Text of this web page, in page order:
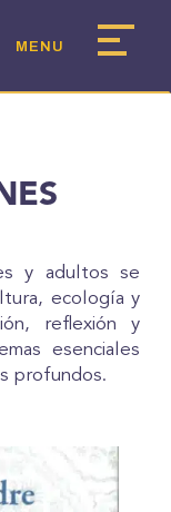
y adultos se
ecología y
reflexión y
esenciales
profundos.